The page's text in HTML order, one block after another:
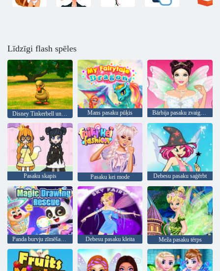
Līdzīgi flash spēles
Disney Tinkerbell un leģenda par Neverbeast Pixie Hollow Mājdzīvnieki Mans pasaku pūķis Bārbija pasaku zvaigzne
Pasaku skapis Pasaku kei mode Debesu pasaku saģērbt
Panda burvju zīmēšanas glābšana Debesu pasaku kleita Meža pasaku tērps